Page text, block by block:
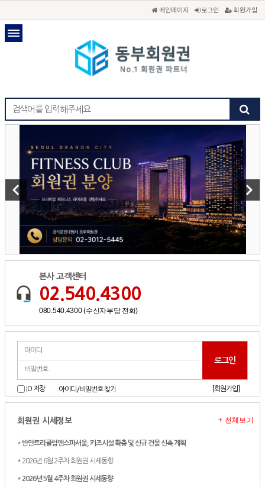
메인페이지 로그인 회원가입
keyboard_arrow_left keyboard_arrow_right
본사 고객센터
02.540.4300
080.540.4300 (수신자부담 전화)
ID 저장 아이디/비밀번호 찾기 [회원가입]
회원권 시세정보
* 반얀트리클럽앤스파서울, 키즈시설 확충 및 신규 건물 신축 계획
* 2026년 6월 2주차 회원권 시세동향
* 2026년 5월 4주차 회원권 시세동향
+ 전체보기